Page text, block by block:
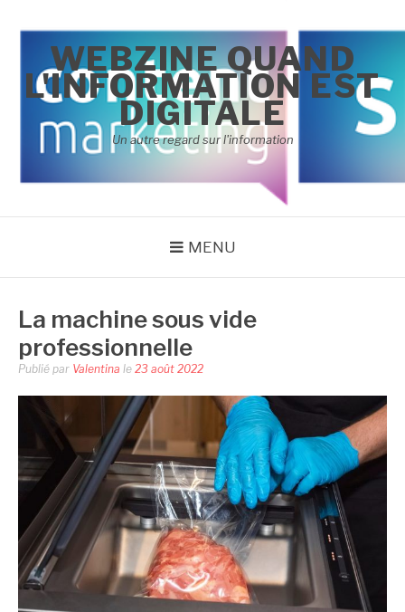
WEBZINE QUAND
L'INFORMATION EST
DIGITALE
Un autre regard sur l'information
MENU
La machine sous vide
professionnelle
Publié par Valentina le 23 août 2022